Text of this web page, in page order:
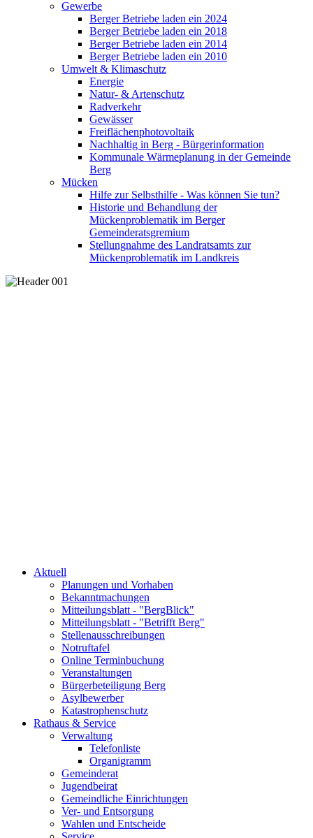
Gewerbe
Berger Betriebe laden ein 2024
Berger Betriebe laden ein 2018
Berger Betriebe laden ein 2014
Berger Betriebe laden ein 2010
Umwelt & Klimaschutz
Energie
Natur- & Artenschutz
Radverkehr
Gewässer
Freiflächenphotovoltaik
Nachhaltig in Berg - Bürgerinformation
Kommunale Wärmeplanung in der Gemeinde
Berg
Mücken
Hilfe zur Selbsthilfe - Was können Sie tun?
Historie und Behandlung der
Mückenproblematik im Berger
Gemeinderatsgremium
Stellungnahme des Landratsamts zur
Mückenproblematik im Landkreis
Aktuell
Planungen und Vorhaben
Bekanntmachungen
Mitteilungsblatt - "BergBlick"
Mitteilungsblatt - "Betrifft Berg"
Stellenausschreibungen
Notruftafel
Online Terminbuchung
Veranstaltungen
Bürgerbeteiligung Berg
Asylbewerber
Katastrophenschutz
Rathaus & Service
Verwaltung
Telefonliste
Organigramm
Gemeinderat
Jugendbeirat
Gemeindliche Einrichtungen
Ver- und Entsorgung
Wahlen und Entscheide